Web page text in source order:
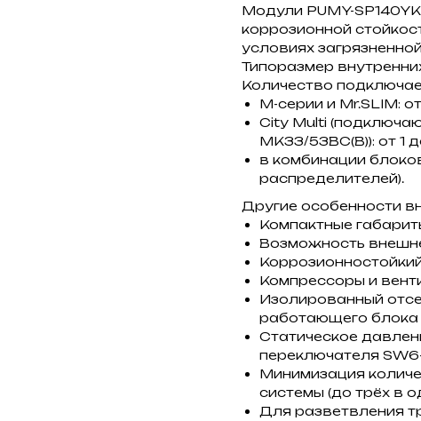
Модули PUMY-
коррозионной
условиях
Типоразмер
Количество
M-серии и Mr.SLIM:
City Multi
MK33/53BC(B)): от 1
в комбинации
распределителей).
Другие особенности
Компактные
Возможность
Компрессоры и
Изолированный
работающего блока
Статическое
переключателя
Минимизация
системы (до трёх в
Для разветвления